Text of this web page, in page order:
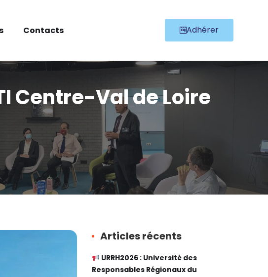
Contacts Adhérer
Centre-Val de Loire
Articles récents
URRH2026 : Université des
Responsables Régionaux du